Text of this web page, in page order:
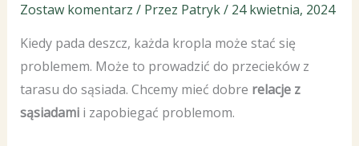
Zostaw komentarz / Przez Patryk/ 24 kwietnia, 2024
Kiedy pada deszcz, każda kropla może stać się
problemem. Może to prowadzić do przecieków z
tarasu do sąsiada. Chcemy mieć dobre relacje z
sąsiadamii zapobiegać problemom.